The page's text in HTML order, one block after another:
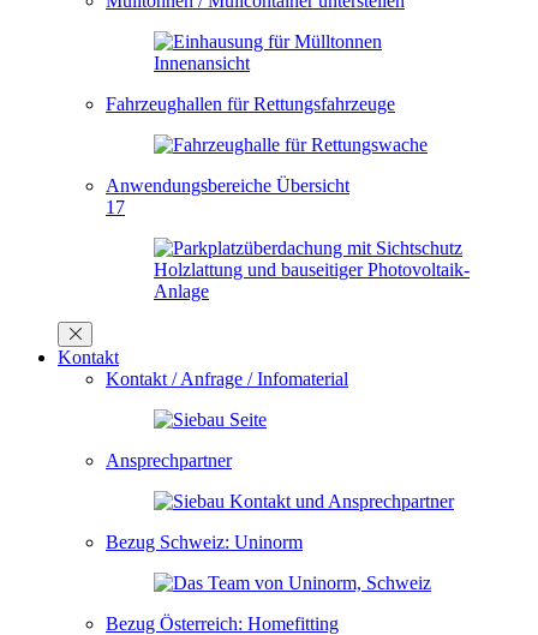
Fahrzeughallen für Rettungsfahrzeuge
Anwendungsbereiche Übersicht
17
Kontakt
Kontakt / Anfrage / Infomaterial
Ansprechpartner
Bezug Schweiz: Uninorm
Bezug Österreich: Homefitting